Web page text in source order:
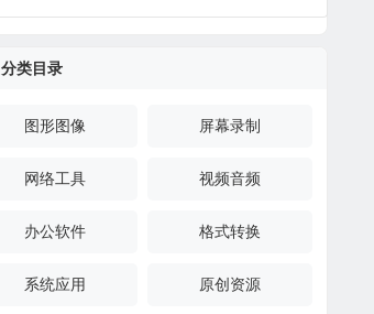
分类目录
图形图像 屏幕录制
网络工具 视频音频
办公软件 格式转换
系统应用 原创资源